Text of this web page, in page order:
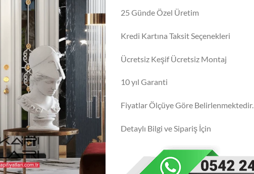
25 Günde Özel Üretim
Kredi Kartına Taksit Seçenekleri
Ücretsiz Keşif Ücretsiz Montaj
10 yıl Garanti
Fiyatlar Ölçüye Göre Belirlenmektedir.
Detaylı Bilgi ve Sipariş İçin